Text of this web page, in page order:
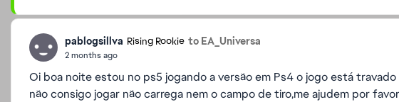
pablogsillva Rising Rookie to EA_Universa
2 months ago
Oi boa noite estou no ps5 jogando a versão em Ps4 o jogo está
não consigo jogar não carrega nem o campo de tiro,me ajudem por favor